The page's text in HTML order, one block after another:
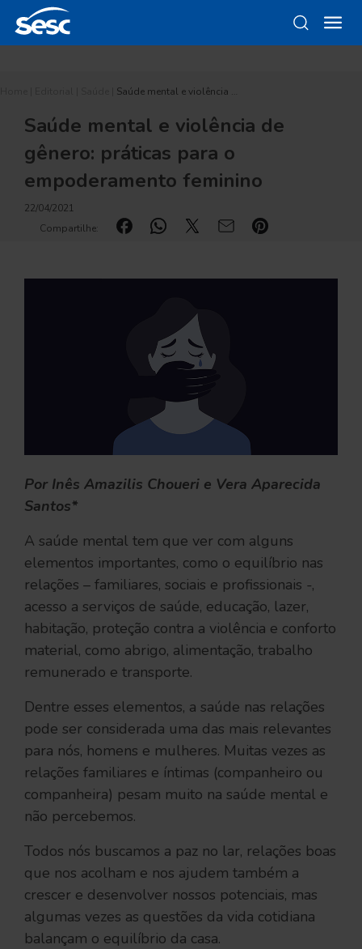
Saúde mental e violência …
Saúde mental e violência de
gênero: práticas para o
empoderamento feminino
22/04/2021
Compartilhe:
Por Inês Amazilis Choueri e Vera Aparecida
Santos*
A saúde mental tem que ver com alguns
elementos importantes, como o equilíbrio nas
relações – familiares, sociais e profissionais -,
acesso a serviços de saúde, educação, lazer,
habitação, proteção contra a violência e conforto
material, como abrigo, alimentação, trabalho
remunerado e transporte.
Dentre esses elementos, a saúde nas relações
pode ser considerada uma das mais relevantes
para nós, homens e mulheres. Muitas vezes as
relações familiares e íntimas (companheiro ou
companheira) pesam muito na saúde mental e
não percebemos.
Todos nós buscamos a paz no lar, relações boas
que nos acolham e nos ajudem também a
crescer e desenvolver nossos potenciais, mas
algumas vezes as questões da vida cotidiana
balançam o equilíbrio da casa.